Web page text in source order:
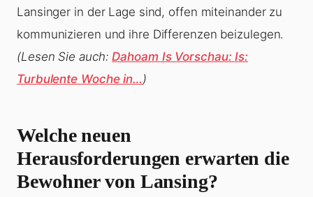
Lansinger in der Lage sind, offen miteinander zu
kommunizieren und ihre Differenzen beizulegen.
(Lesen Sie auch:Dahoam Is Vorschau: Is:
Turbulente Woche in…)
Welche neuen
Herausforderungen erwarten die
Bewohner von Lansing?